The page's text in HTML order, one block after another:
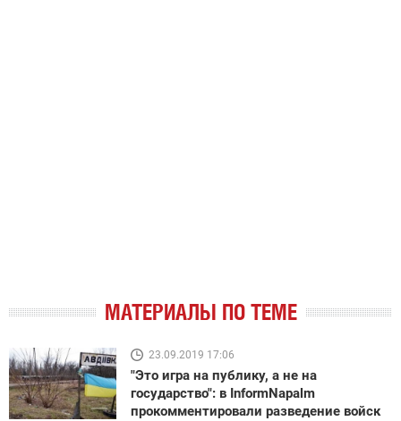
МАТЕРИАЛЫ ПО ТЕМЕ
23.09.2019 17:06
"Это игра на публику, а не на
государство": в InformNapalm
прокомментировали разведение войск